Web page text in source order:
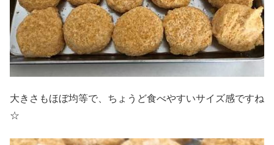
大きさもほぼ均等で、ちょうど食べやすいサイズ感ですね
☆